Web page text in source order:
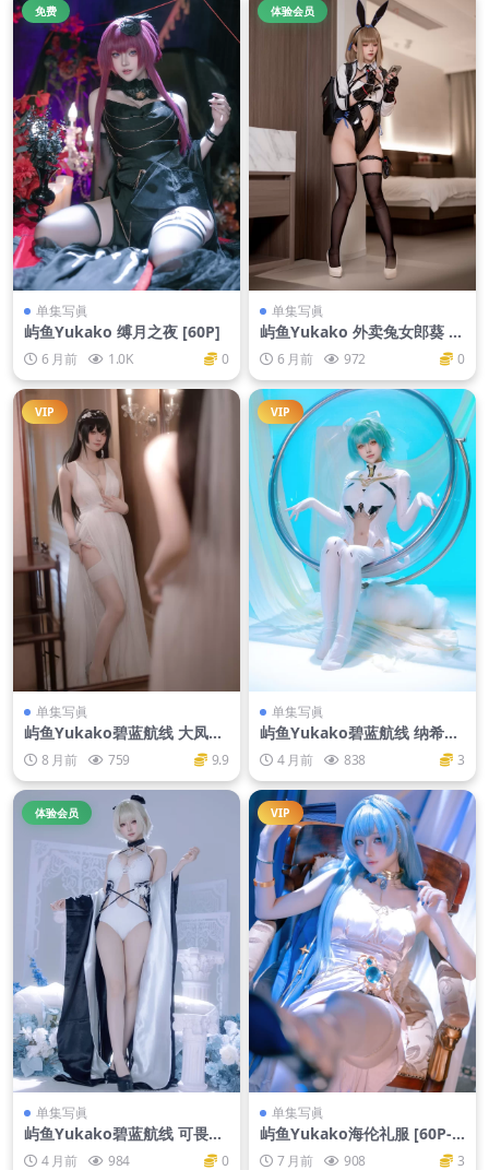
免费
单集写眞
屿鱼Yukako 缚月之夜 [60P]
6 月前 1.0K 0
体验会员
单集写眞
屿鱼Yukako 外卖兔女郎葵 [6
5P]6 月前 972 0
VIP
单集写眞
屿鱼Yukako碧蓝航线 大凤誓
约 [50P-389MB]
8 月前 759 9.9
VIP
单集写眞
屿鱼Yukako碧蓝航线 纳希莫
夫海军上将 [45P]
4 月前 838 3
体验会员
单集写眞
屿鱼Yukako碧蓝航线 可畏同
人礼服[63P-309M]
4 月前 984 0
VIP
单集写眞
屿鱼Yukako海伦礼服 [60P-5
35M]7 月前 908 3